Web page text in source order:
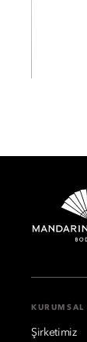
KURUMSAL
Şirketimiz